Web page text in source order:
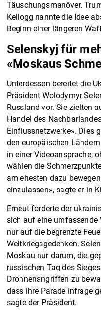
Täuschungsmanöver.
Kellogg nannte die Idee
Beginn einer längeren
Selenskyj für
«Moskaus
Unterdessen bereitet die
Präsident Wolodymyr
Russland vor. Sie zielten
Handel des
Einflussnetzwerke». Dies
den europäischen
in einer Videoansprache,
wählen die
am ehesten dazu
einzulassen», sagte er in
Erneut forderte der
sich auf eine umfassende
nur auf die begrenzte
Weltkriegsgedenken.
Moskau nur darum, die
russischen Tag des
Drohnenangriffen zu
dass ihre Parade infrage
sagte der Präsident.